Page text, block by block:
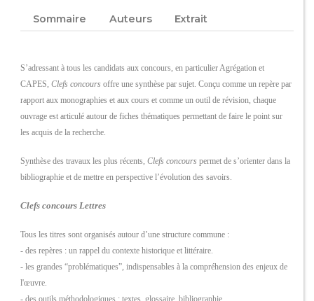
Sommaire
Auteurs Extrait
S’adressant à tous les candidats aux concours, en particulier Agrégation et
CAPES,Clefs concoursoffre une synthèse par sujet. Conçu comme un repère par
rapport aux monographies et aux cours et comme un outil de révision, chaque
ouvrage est articulé autour de fiches thématiques permettant de faire le point sur
les acquis de la recherche.
Synthèse des travaux les plus récents,Clefs concourspermet de s’orienter dans la
bibliographie et de mettre en perspective l’évolution des savoirs.
Clefs concours Lettres
Tous les titres sont organisés autour d’une structure commune :
- des repères : un rappel du contexte historique et littéraire.
- les grandes “problématiques”, indispensables à la compréhension des enjeux de
l'œuvre.
- des outils méthodologiques : textes, glossaire, bibliographie.